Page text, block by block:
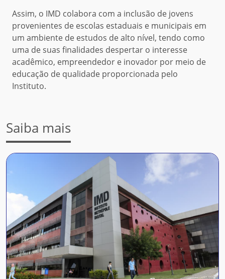
Assim, o IMD colabora com a inclusão de jovens
provenientes de escolas estaduais e municipais em
um ambiente de estudos de alto nível, tendo como
uma de suas finalidades despertar o interesse
acadêmico, empreendedor e inovador por meio de
educação de qualidade proporcionada pelo
Instituto.
Saiba mais